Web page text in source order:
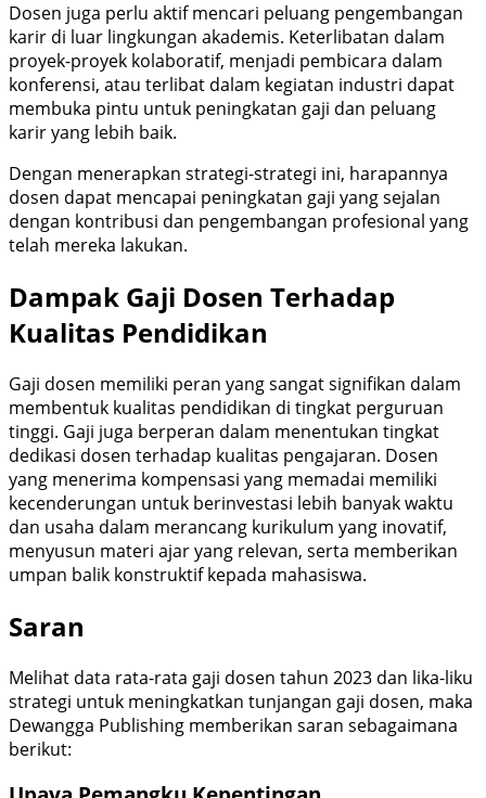
Dosen juga perlu aktif mencari peluang pengembangan
karir di luar lingkungan akademis. Keterlibatan dalam
proyek-proyek kolaboratif, menjadi pembicara dalam
konferensi, atau terlibat dalam kegiatan industri dapat
membuka pintu untuk peningkatan gaji dan peluang
karir yang lebih baik.
Dengan menerapkan strategi-strategi ini, harapannya
dosen dapat mencapai peningkatan gaji yang sejalan
dengan kontribusi dan pengembangan profesional yang
telah mereka lakukan.
Dampak Gaji Dosen Terhadap
Kualitas Pendidikan
Gaji dosen memiliki peran yang sangat signifikan dalam
membentuk kualitas pendidikan di tingkat perguruan
tinggi. Gaji juga berperan dalam menentukan tingkat
dedikasi dosen terhadap kualitas pengajaran. Dosen
yang menerima kompensasi yang memadai memiliki
kecenderungan untuk berinvestasi lebih banyak waktu
dan usaha dalam merancang kurikulum yang inovatif,
menyusun materi ajar yang relevan, serta memberikan
umpan balik konstruktif kepada mahasiswa.
Saran
Melihat data rata-rata gaji dosen tahun 2023 dan lika-liku
strategi untuk meningkatkan tunjangan gaji dosen, maka
Dewangga Publishing memberikan saran sebagaimana
berikut: